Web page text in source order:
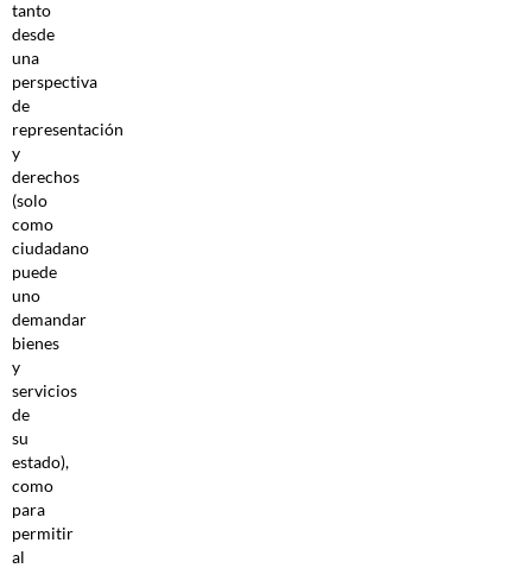
tanto
desde
una
perspectiva
de
representación
y
derechos
(solo
como
ciudadano
puede
uno
demandar
bienes
y
servicios
de
su
estado),
como
para
permitir
al